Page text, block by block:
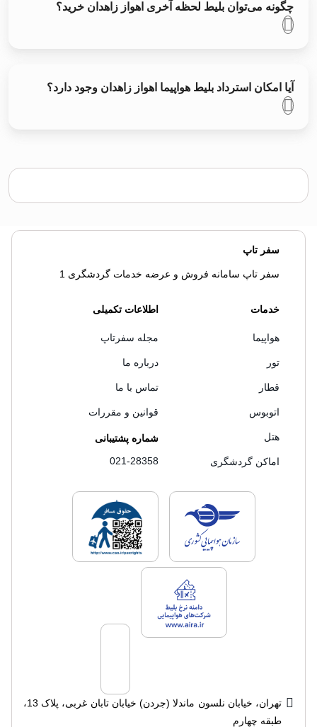
چگونه می‌توان بلیط لحظه آخری اهواز زاهدان خرید؟
آیا امکان استرداد بلیط هواپیما اهواز زاهدان وجود دارد؟
سفر تاپ
سفر تاپ سامانه فروش و عرضه خدمات گردشگری 1
خدمات
هواپیما
تور
قطار
اتوبوس
هتل
اماکن گردشگری
اطلاعات تکمیلی
مجله سفرتاپ
درباره ما
تماس با ما
قوانین و مقررات
شماره پشتیبانی
021-28358
لایسنس های فروش سفرتاپلایسنس های
لایسنس های فروش سفرتاپ
تهران، خیابان نلسون ماندلا (جردن) خیابان تابان غربی، پلاک 13،
طبقه چهارم